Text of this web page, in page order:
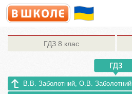
ГДЗ 8 клас
В.В. Заболотний, О.В. Заболотний